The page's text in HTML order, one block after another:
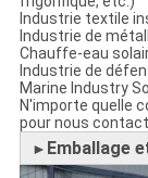
Industrie textile
Industrie de
Chauffe-eau
Industrie de
Marine Industry
N'importe quelle
pour nous
► Emballage